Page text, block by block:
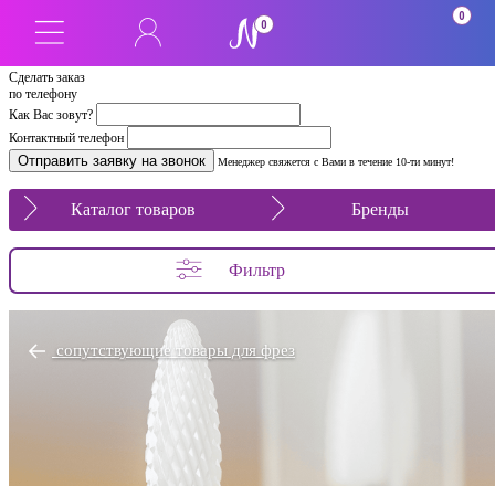
Сделать заказ
по телефону
Как Вас зовут?
Контактный телефон
Менеджер свяжется с Вами в течение 10-ти минут!
0
0
Каталог товаров Бренды
Фильтр
сопутствующие товары для фрез